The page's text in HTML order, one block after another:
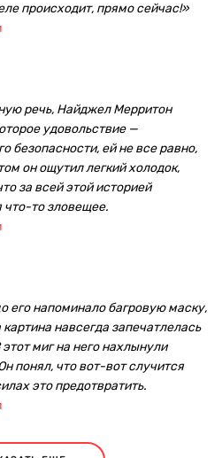
происходит, прямо сейчас!»
речь, Найджел Мерритон
удовольствие —
безопасности, ей не все равно,
он ощутил легкий холодок,
за всей этой историей
что-то зловещее.
его напоминало багровую маску,
навсегда запечатлелась
миг на него нахлынули
понял, что вот-вот случится
это предотвратить.